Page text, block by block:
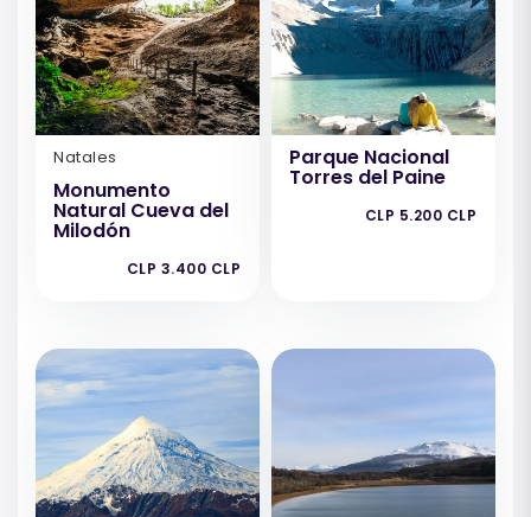
Natales
Monumento
Natural Cueva del
Milodón
CLP 3.400 CLP
Parque Nacional
Torres del Paine
CLP 5.200 CLP